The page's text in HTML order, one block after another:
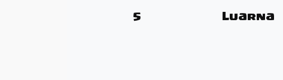
5 Luarna